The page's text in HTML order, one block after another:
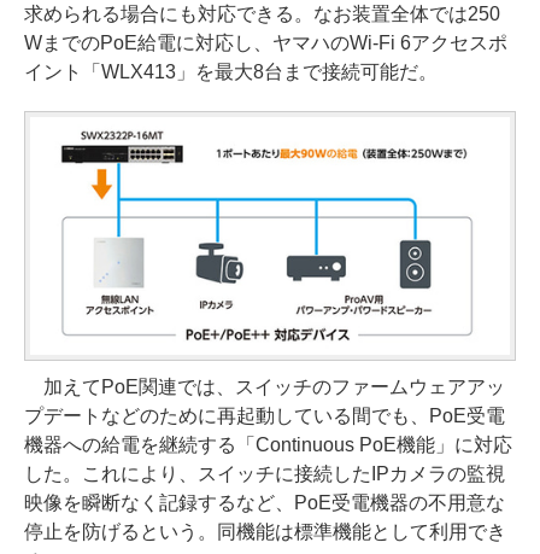
求められる場合にも対応できる。なお装置全体では250
WまでのPoE給電に対応し、ヤマハのWi-Fi 6アクセスポ
イント「WLX413」を最大8台まで接続可能だ。
加えてPoE関連では、スイッチのファームウェアアッ
プデートなどのために再起動している間でも、PoE受電
機器への給電を継続する「Continuous PoE機能」に対応
した。これにより、スイッチに接続したIPカメラの監視
映像を瞬断なく記録するなど、PoE受電機器の不用意な
停止を防げるという。同機能は標準機能として利用でき